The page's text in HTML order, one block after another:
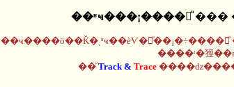
��ʶҹ���¡����觨ͧ
��ҹ����ö��Ǩ�ͺʶҹ��èѴ�觢ͧ
����ʴ�㹵
��ͧ Track & Trace